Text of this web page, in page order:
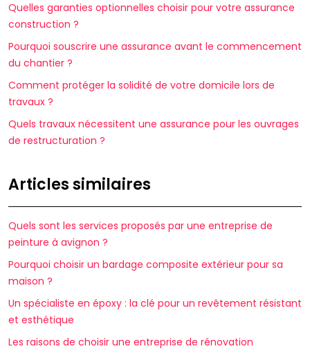
Quelles garanties optionnelles choisir pour votre assurance
construction ?
Pourquoi souscrire une assurance avant le commencement
du chantier ?
Comment protéger la solidité de votre domicile lors de
travaux ?
Quels travaux nécessitent une assurance pour les ouvrages
de restructuration ?
Articles similaires
Quels sont les services proposés par une entreprise de
peinture à avignon ?
Pourquoi choisir un bardage composite extérieur pour sa
maison ?
Un spécialiste en époxy : la clé pour un revêtement résistant
et esthétique
Les raisons de choisir une entreprise de rénovation